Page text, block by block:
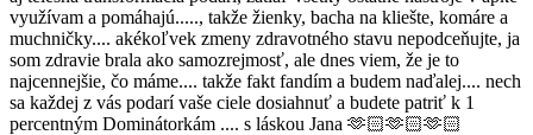
využívam a pomáhajú....., takže žienky, bacha na kliešte, komáre a
muchničky.... akékoľvek zmeny zdravotného stavu nepodceňujte, ja
som zdravie brala ako samozrejmosť, ale dnes viem, že je to
najcennejšie, čo máme.... takže fakt fandím a budem naďalej.... nech
sa každej z vás podarí vaše ciele dosiahnuť a budete patriť k 1
percentným Dominátorkám .... s láskou Jana 🫶🏻🫶🏻🫶🏻